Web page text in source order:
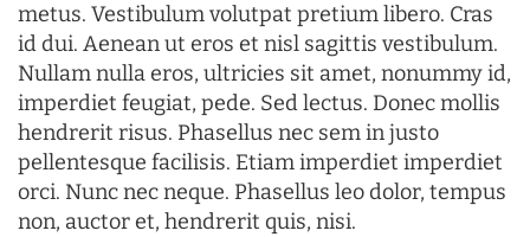
metus. Vestibulum volutpat pretium libero. Cras
id dui. Aenean ut eros et nisl sagittis vestibulum.
Nullam nulla eros, ultricies sit amet, nonummy id,
imperdiet feugiat, pede. Sed lectus. Donec mollis
hendrerit risus. Phasellus nec sem in justo
pellentesque facilisis. Etiam imperdiet imperdiet
orci. Nunc nec neque. Phasellus leo dolor, tempus
non, auctor et, hendrerit quis, nisi.